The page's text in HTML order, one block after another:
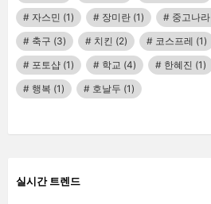
자스민 (1) 장미란 (1) 중고나라
축구 (3) 치킨 (2) 코스프레 (1)
포토샵 (1) 학교 (4) 한혜진 (1)
행복 (1) 호날두 (1)
실시간 트렌드